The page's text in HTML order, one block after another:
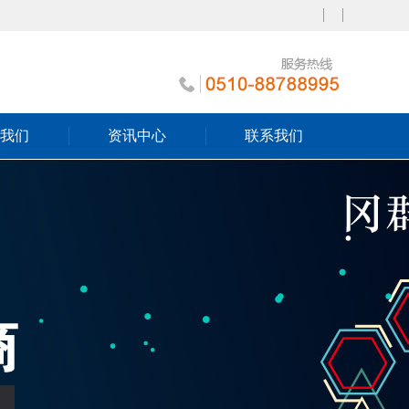
们 资讯中心 联系我们